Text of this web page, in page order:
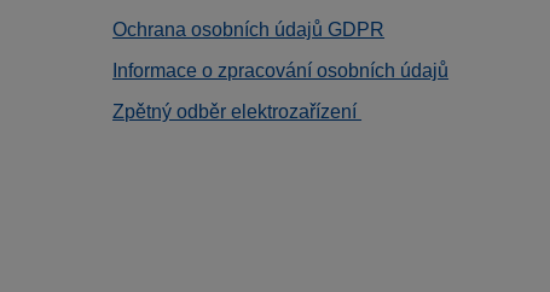
Ochrana osobních údajů GDPR
Informace o zpracování osobních údajů
Zpětný odběr elektrozařízení